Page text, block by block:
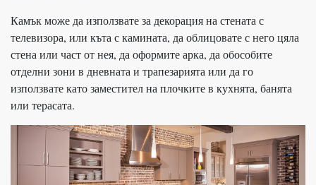
Камък може да използвате за декорация на стената с
телевизора, или къта с камината, да облицовате с него цяла
стена или част от нея, да оформите арка, да обособите
отделни зони в дневната и трапезарията или да го
използвате като заместител на плочките в кухнята, банята
или терасата.